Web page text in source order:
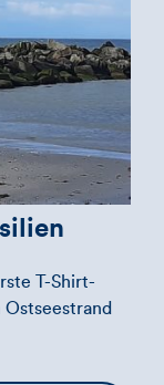
T-Shirt-